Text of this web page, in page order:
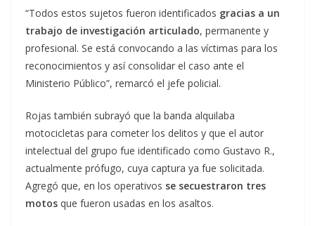
“Todos estos sujetos fueron identificados gracias a un
trabajo de investigación articulado, permanente y
profesional. Se está convocando a las víctimas para los
reconocimientos y así consolidar el caso ante el
Ministerio Público”, remarcó el jefe policial.
Rojas también subrayó que la banda alquilaba
motocicletas para cometer los delitos y que el autor
intelectual del grupo fue identificado como Gustavo R.,
actualmente prófugo, cuya captura ya fue solicitada.
Agregó que, en los operativos se secuestraron tres
motos que fueron usadas en los asaltos.